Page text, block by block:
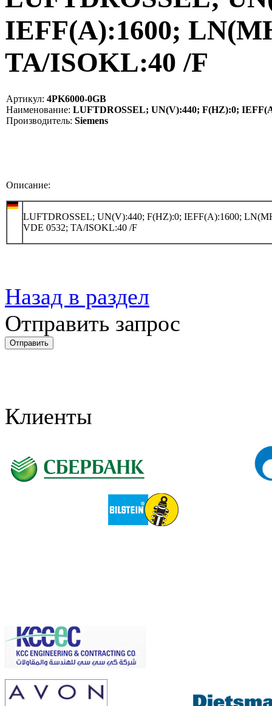
IEFF(A):1600;
TA/ISOKL:40 /F
Артикул: 4PK6000-0GB
Наименование: LUFTDROSSEL; UN(V):440; F(HZ):0;
Производитель: Siemens
Описание:
LUFTDROSSEL; UN(V):440; F(HZ):0; IEFF(A):1600;
VDE 0532; TA/ISOKL:40 /F
Назад в раздел
Отправить запрос
Клиенты